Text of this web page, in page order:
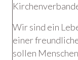
Wir sind ein
einer
sollen